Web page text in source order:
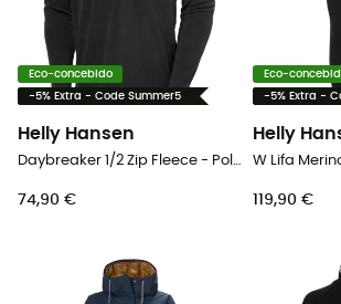
Eco-concebido
-5% Extra - Code Summer5
Helly Hansen
Daybreaker 1/2 Zip Fleece - Polar homem
74,90 €
Eco-
-5% Extra -
Helly
119,90 €